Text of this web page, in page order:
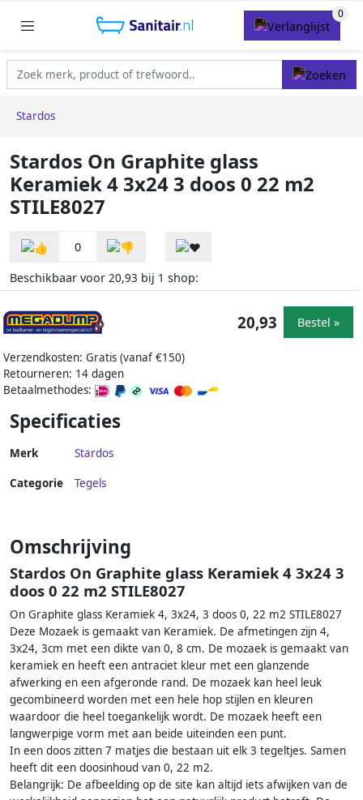
Stardos
Stardos On Graphite glass
Keramiek 4 3x24 3 doos 0 22 m2
STILE8027
0
Beschikbaar voor 20,93 bij 1 shop:
Verzendkosten: Gratis (vanaf €150)
Retourneren: 14 dagen
Betaalmethodes:
20,93 Bestel »
Specificaties
Merk Stardos
Categorie Tegels
Omschrijving
Stardos On Graphite glass Keramiek 4 3x24 3
doos 0 22 m2 STILE8027
On Graphite glass Keramiek 4, 3x24, 3 doos 0, 22 m2 STILE8027
Deze Mozaek is gemaakt van Keramiek. De afmetingen zijn 4,
3x24, 3cm met een dikte van 0, 8 cm. De mozaek is gemaakt van
keramiek en heeft een antraciet kleur met een glanzende
afwerking en een afgeronde rand. De mozaek kan heel leuk
gecombineerd worden met een hele hop stijlen en kleuren
waardoor die heel toegankelijk wordt. De mozaek heeft een
langwerpige vorm met aan beide uiteinden een punt.
In een doos zitten 7 matjes die bestaan uit elk 3 tegeltjes. Samen
heeft dit een doosinhoud van 0, 22 m2.
Belangrijk: De afbeelding op de site kan altijd iets afwijken van de